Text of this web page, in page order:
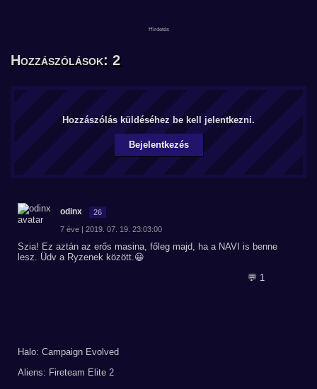
Hozzászólások: 2
Hozzászólás küldéséhez be kell jelentkezni.
Bejelentkezés
odinx 26
7 éve | 2019. 07. 19. 23:03:00
Szia! Ez aztán az erős masina, főleg majd, ha a NAVI is benne
lesz. Üdv a Ryzenek között.😀
💬 1
Halo: Campaign Evolved
Aliens: Fireteam Elite 2